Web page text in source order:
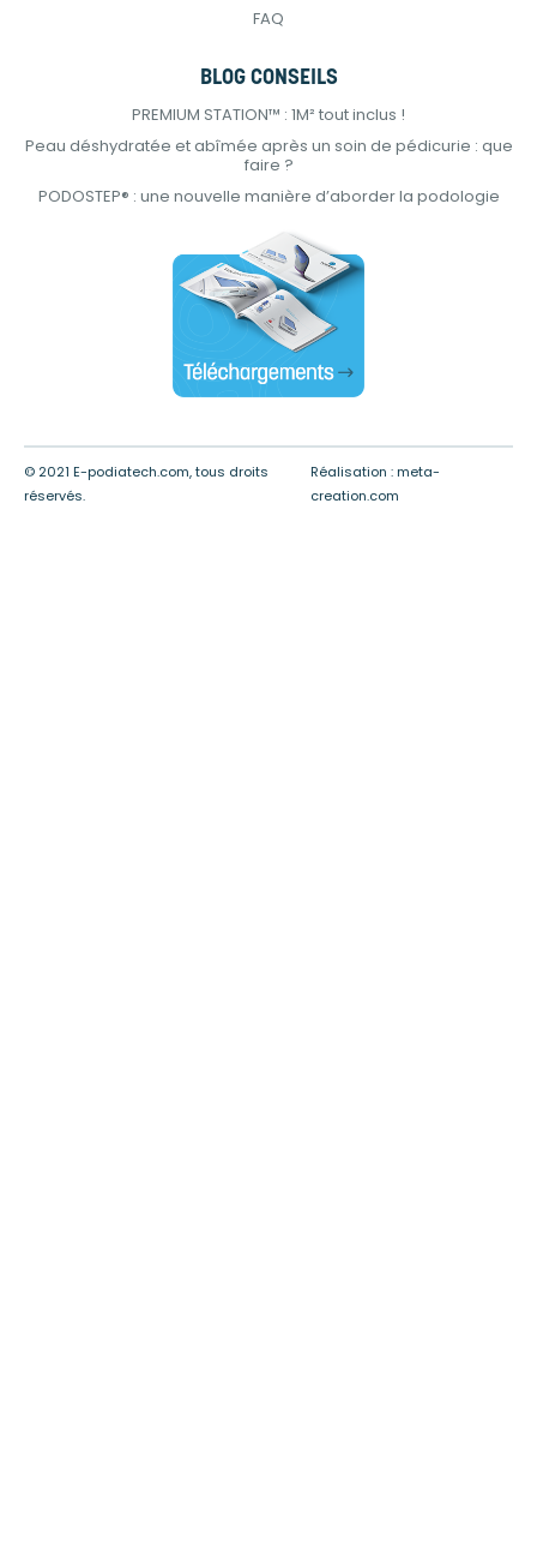
FAQ
BLOG CONSEILS
PREMIUM STATION™ : 1M² tout inclus !
Peau déshydratée et abîmée après un soin de pédicurie : que
faire ?
PODOSTEP® : une nouvelle manière d’aborder la podologie
© 2021 E-podiatech.com, tous droits
réservés.
Réalisation : meta-
creation.com